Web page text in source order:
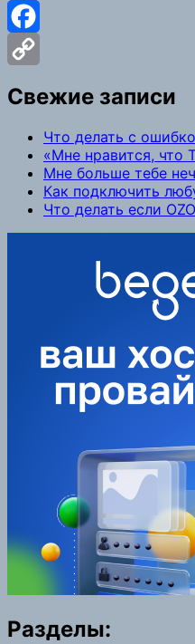
X
Facebook
Свежие записи
Что делать с
«Мне нравится, что
Мне больше тебе
Как подключить
Что делать если
Разделы: